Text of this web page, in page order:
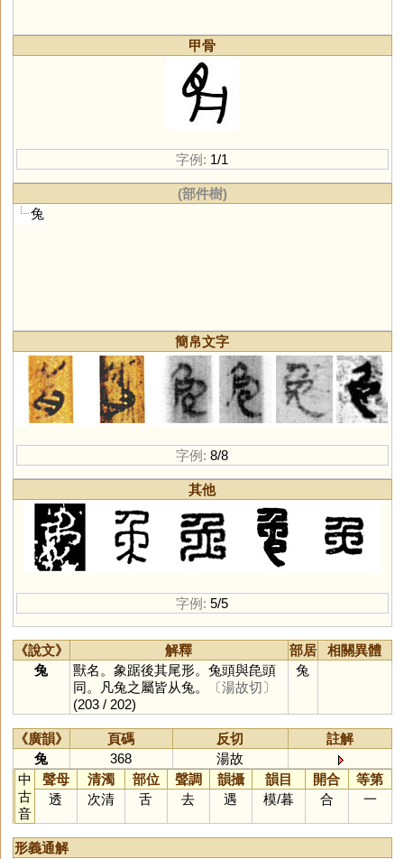
甲骨
字例: 1/1
(部件樹)
兔
簡帛文字
字例: 8/8
其他
字例: 5/5
《說文》 解釋 部居
相關異體
兔
獸名。象踞後其尾形。兔頭與㲋頭
同。凡兔之屬皆从兔。
〔湯故切〕
(203 / 202)
兔
《廣韻》 頁碼 反切
註解
兔
368
湯故
中
古
音
聲母 清濁 部位 聲調 韻攝 韻目 開合
等第
透
次清 舌 去 遇 模/暮 合 一
形義通解